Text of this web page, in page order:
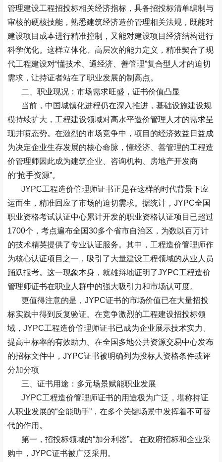
管理建设工程招投标相关经济指标，具备招投标清单编制与
审核的硬核技能，熟悉建筑经济造价管理相关法规，既能对
建设项目成本进行精准控制，又能对建设项目经济结构进行
科学优化。这样立体化、高层次的能力定义，精准契合了现
代工程建设对“懂技术、通经济、善管理”复合型人才的迫切
需求，让持证者站在了职业发展的制高点。
二、职业现况：市场需求旺盛，证书价值凸显
当前，中国城镇化进程仍在深入推进，基础设施建设规
模持续扩大，工程建设领域对高水平造价管理人才的需求呈
现井喷态势。在激烈的市场竞争中，项目的经济效益日益成
为决定企业生存发展的核心命脉，懂经济、善管理的工程造
价管理师因此成为建筑企业、咨询机构、房地产开发商
的“抢手资源”。
JYPC工程造价管理师证书正是在这样的时代背景下应
运而生，精准回应了市场的迫切需求。据统计，JYPC全国
职业资格考试认证中心累计开发的职业资格认证项目已超过
1700个，考点遍布全国30多个省市自治区，为数以百万计
的技术精英提供了专业认证服务。其中，工程造价管理师作
为核心认证项目之一，吸引了大量建设工程领域的从业人员
踊跃报考。这一现象本身，就雄辩地证明了JYPC工程造价
管理师证书在职业人群中的强大吸引力和市场认可度。
更值得注意的是，JYPC证书的市场价值已在大量招投
标实践中得到反复验证。在竞争激烈的工程建设招投标领
域，JYPC工程造价管理师证书已成为企业展示技术实力、
提高中标率的有效助力。在全国多地公共资源交易中心发布
的招标文件中，JYPC证书被明确列为投标人资格条件或评
分加分项
三、证书用途：多元场景赋能职业发展
JYPC工程造价管理师证书的用途极为广泛，堪称持证
人职业发展的“全能助手” ，在多个关键场景中发挥着不可替
代的作用。
第一，招投标领域的“加分利器”。
在政府招标和企业采
购中，JYPC证书被广泛采用。